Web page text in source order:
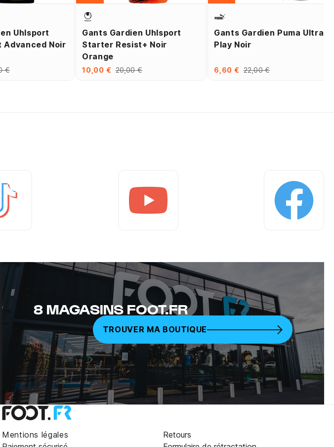
Uhlsport
Advanced Noir
€
Gants Gardien Uhlsport
Starter Resist+ Noir
Orange
10,00 € 20,00 €
Gants Gardien Puma Ultra
Play Noir
6,60 € 22,00 €
la newsletter
8 MAGASINS FOOT.FR
TROUVER MA BOUTIQUE
Mentions légales
Retours